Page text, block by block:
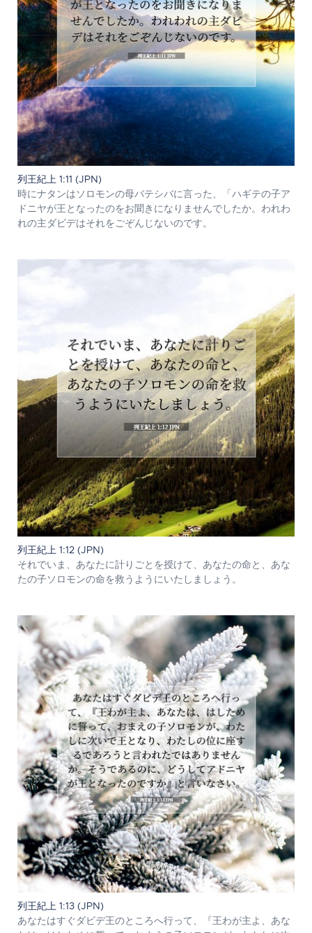
列王紀上 1:11 (JPN)
時にナタンはソロモンの母バテシバに言った、「ハギテの子ア
ドニヤが王となったのをお聞きになりませんでしたか。われわ
れの主ダビデはそれをごぞんじないのです。
列王紀上 1:12 (JPN)
それでいま、あなたに計りごとを授けて、あなたの命と、あな
たの子ソロモンの命を救うようにいたしましょう。
列王紀上 1:13 (JPN)
あなたはすぐダビデ王のところへ行って、『王わが主よ、あな